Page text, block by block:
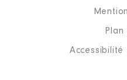
Accessibilité